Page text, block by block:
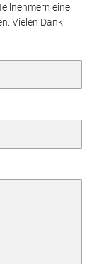
eine
Vielen Dank!